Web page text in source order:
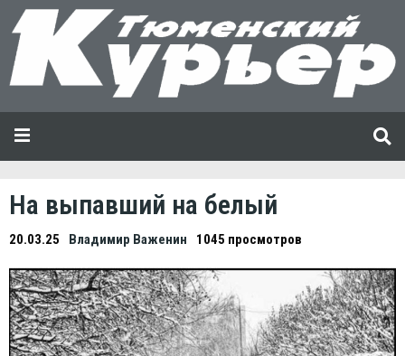
На выпавший на белый
20.03.25 Владимир Важенин 1045 просмотров